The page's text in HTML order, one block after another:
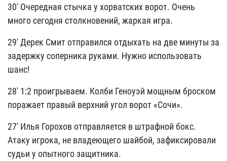
30' Очередная стычка у хорватских ворот. Очень
много сегодня столкновений, жаркая игра.
29' Дерек Смит отправился отдыхать на две минуты за
задержку соперника руками. Нужно использовать
шанс!
28' 1:2 проигрываем. Колби Геноуэй мощным броском
поражает правый верхний угол ворот «Сочи».
27' Илья Горохов отправляется в штрафной бокс.
Атаку игрока, не владеющего шайбой, зафиксировали
судьи у опытного защитника.